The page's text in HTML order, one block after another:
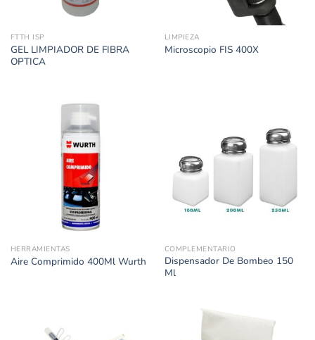
FTTH ISP
GEL LIMPIADOR DE FIBRA
OPTICA
LIMPIEZA
Microscopio FIS 400X
HERRAMIENTAS
Aire Comprimido 400Ml Wurth
COMPLEMENTARIO
Dispensador De Bombeo 150
Ml